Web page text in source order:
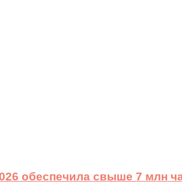
обеспечила свыше 7 млн